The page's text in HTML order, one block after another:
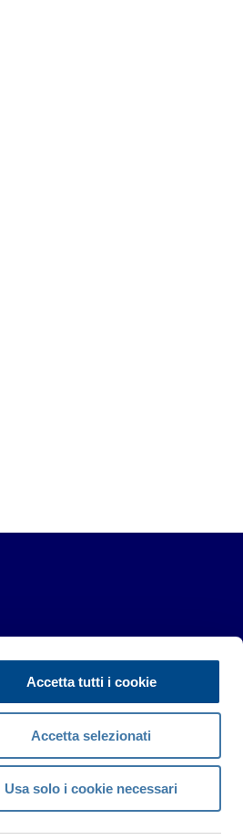
Accetta tutti i cookie
Accetta selezionati
Usa solo i cookie necessari